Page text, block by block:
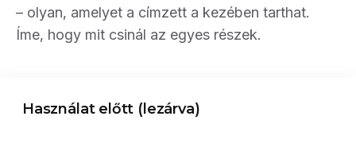
– olyan, amelyet a címzett a kezében tarthat.
Íme, hogy mit csinál az egyes részek.
Használat előtt (lezárva)